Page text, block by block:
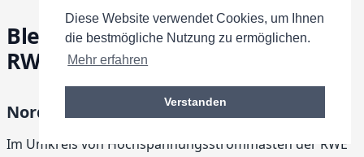
Diese Website verwendet Cookies, um Ihnen
die bestmögliche Nutzung zu ermöglichen.
Mehr erfahren
Verstanden
Bleibelastungen im Umfeld von
RWE-Strommasten festgestellt
Nordrhein-Westfalen
Im Umkreis von Hochspannungsstrommasten der RWE